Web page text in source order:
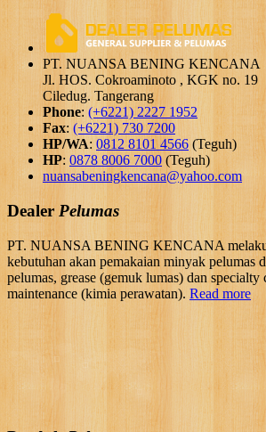
PT. NUANSA BENING KENCANA
Jl. HOS. Cokroaminoto , KGK no. 19
Ciledug. Tangerang
Phone: (+6221) 2227 1952
Fax: (+6221) 730 7200
HP/WA:0812 8101 4566 (Teguh)
HP: 0878 8006 7000 (Teguh)
nuansabeningkencana@yahoo.com
Dealer Pelumas
PT. NUANSA BENING KENCANA
kebutuhan akan pemakaian minyak pelumas
pelumas, grease (gemuk lumas) dan specialty
maintenance (kimia perawatan). Read more